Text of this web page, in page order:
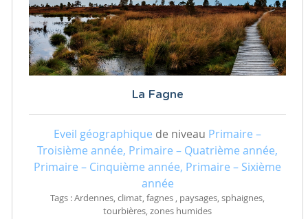
La Fagne
Eveil géographique de niveau Primaire –
Troisième année, Primaire – Quatrième année,
Primaire – Cinquième année, Primaire – Sixième
année
Tags : Ardennes, climat, fagnes , paysages, sphaignes,
tourbières, zones humides